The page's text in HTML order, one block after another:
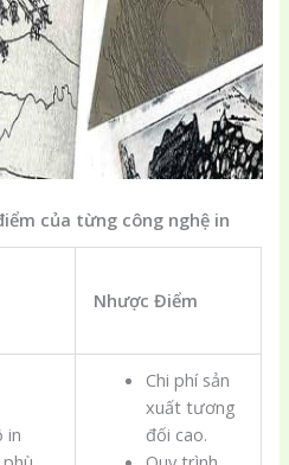
của từng công nghệ in
Nhược Điểm
in
Chi phí sản
xuất tương
đối cao.